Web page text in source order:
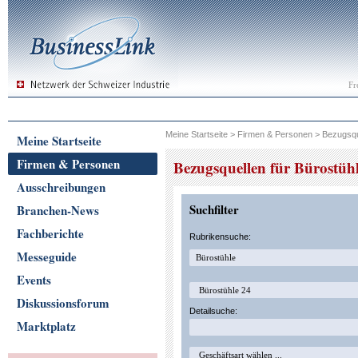
Meine Startseite
Firmen & Personen
Ausschreibungen
Branchen-News
Fachberichte
Messeguide
Events
Diskussionsforum
Marktplatz
Meine Startseite > Firmen & Personen >
Bezugsquellen für
Suchfilter
Rubrikensuche:
Detailsuche: